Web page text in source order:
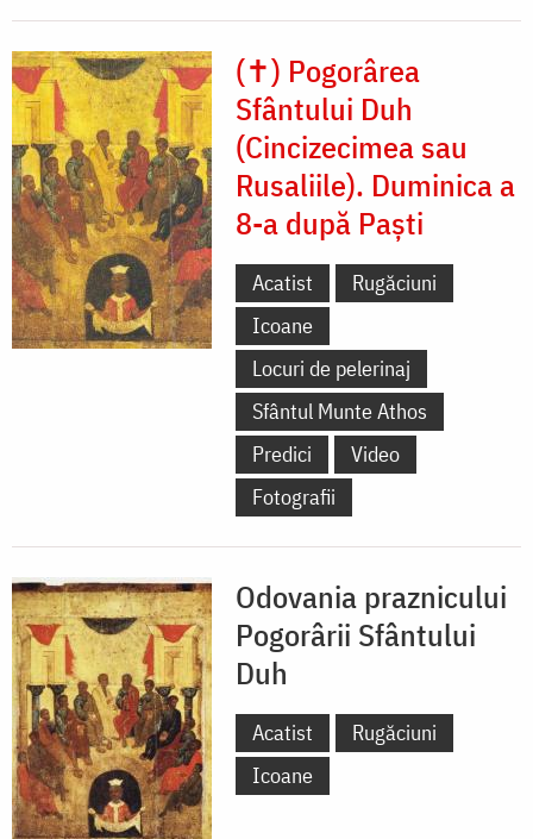
(✝) Pogorârea
Sfântului Duh
(Cincizecimea sau
Rusaliile). Duminica a
8-a după Paști
Acatist
Rugăciuni
Icoane
Locuri de pelerinaj
Sfântul Munte Athos
Predici
Video
Fotografii
Odovania praznicului
Pogorârii Sfântului
Duh
Acatist
Rugăciuni
Icoane